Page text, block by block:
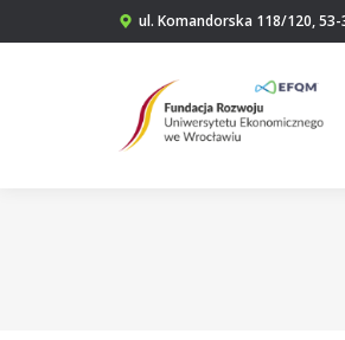
ul. Komandorska 118/120, 53-